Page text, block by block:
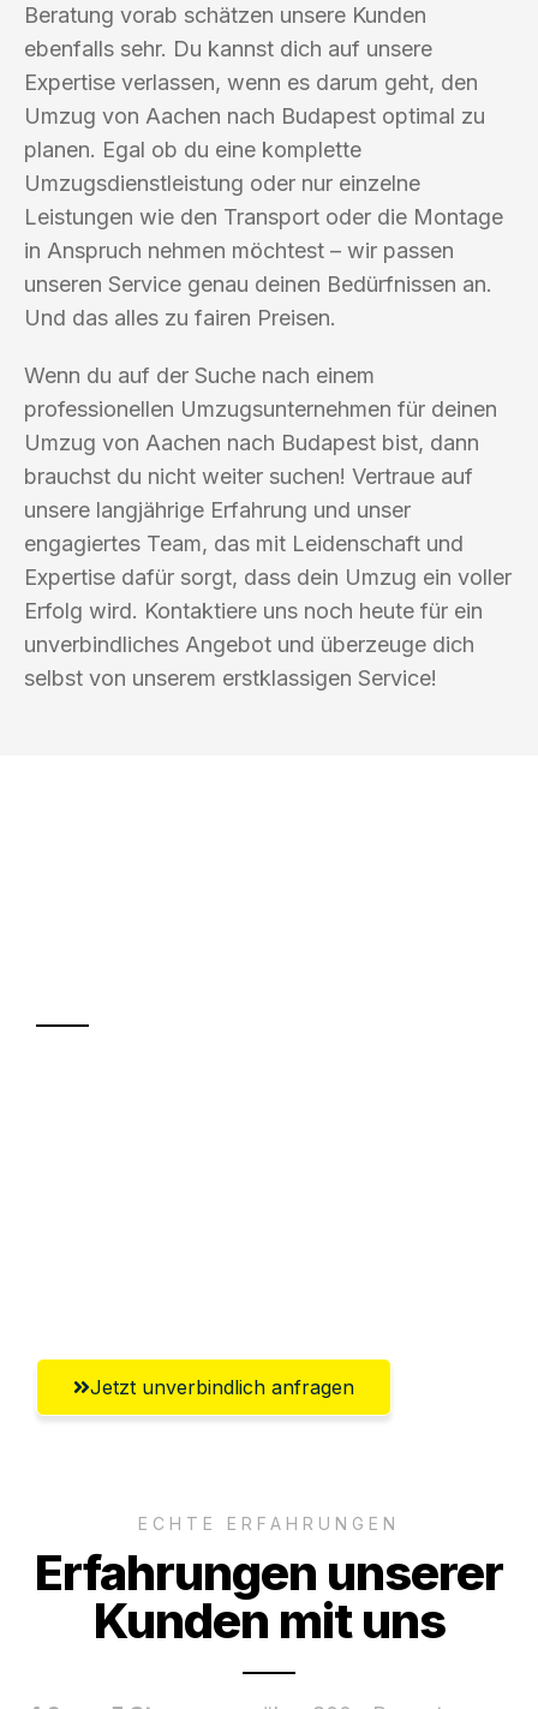
Beratung vorab schätzen unsere Kunden
ebenfalls sehr. Du kannst dich auf unsere
Expertise verlassen, wenn es darum geht, den
Umzug von Aachen nach Budapest optimal zu
planen. Egal ob du eine komplette
Umzugsdienstleistung oder nur einzelne
Leistungen wie den Transport oder die Montage
in Anspruch nehmen möchtest – wir passen
unseren Service genau deinen Bedürfnissen an.
Und das alles zu fairen Preisen.
Wenn du auf der Suche nach einem
professionellen Umzugsunternehmen für deinen
Umzug von Aachen nach Budapest bist, dann
brauchst du nicht weiter suchen! Vertraue auf
unsere langjährige Erfahrung und unser
engagiertes Team, das mit Leidenschaft und
Expertise dafür sorgt, dass dein Umzug ein voller
Erfolg wird. Kontaktiere uns noch heute für ein
unverbindliches Angebot und überzeuge dich
selbst von unserem erstklassigen Service!
Jetzt unverbindlich anfragen
ECHTE ERFAHRUNGEN
Erfahrungen unserer
Kunden mit uns